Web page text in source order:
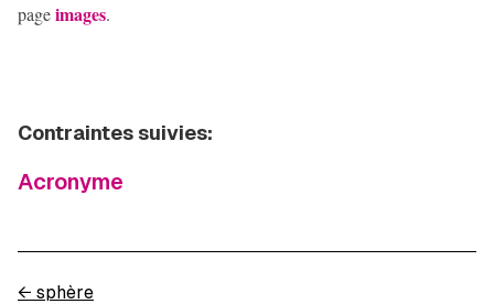
pageimages.
Contraintes suivies:
Acronyme
← sphère